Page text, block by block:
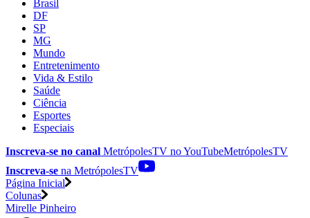
Brasil
DF
SP
MG
Mundo
Entretenimento
Vida & Estilo
Saúde
Ciência
Esportes
Especiais
Inscreva-se no canal MetrópolesTV noYouTubeMetrópolesTV
Inscreva-se na MetrópolesTV
Página Inicial
Colunas
Mirelle Pinheiro